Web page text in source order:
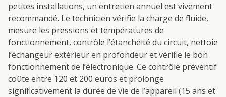
petites installations, un entretien annuel est vivement
recommandé. Le technicien vérifie la charge de fluide,
mesure les pressions et températures de
fonctionnement, contrôle l’étanchéité du circuit, nettoie
l’échangeur extérieur en profondeur et vérifie le bon
fonctionnement de l’électronique. Ce contrôle préventif
coûte entre 120 et 200 euros et prolonge
significativement la durée de vie de l’appareil (15 ans et